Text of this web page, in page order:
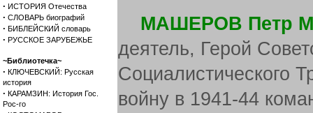
· ИСТОРИЯ Отечества
· СЛОВАРЬ биографий
· БИБЛЕЙСКИЙ словарь
· РУССКОЕ ЗАРУБЕЖЬЕ
~Библиотечка~
· КЛЮЧЕВСКИЙ: Русская
история
· КАРАМЗИН: История Гос.
Рос-го
МАШЕРОВ Петр
деятель, Герой
Социалистического
войну в 1941-44